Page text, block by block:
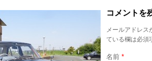
コメントを
メールアドレス
ている欄は必須
名前 *